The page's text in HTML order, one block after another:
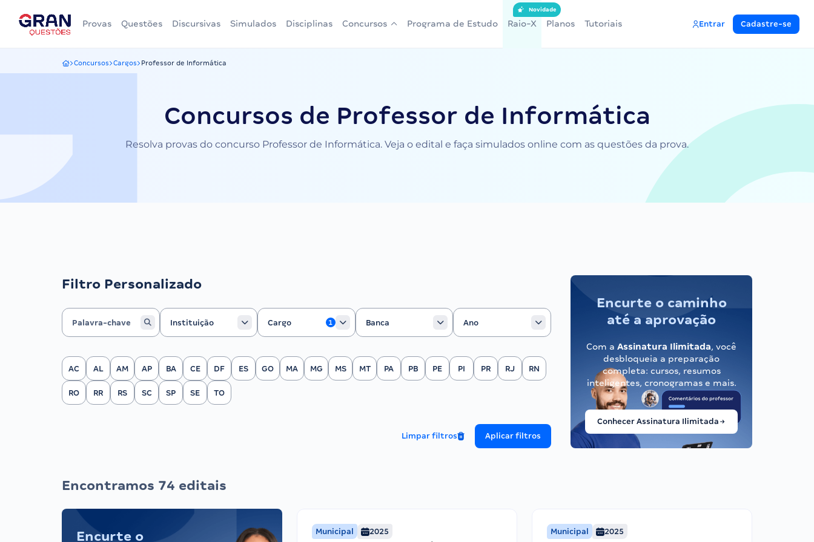
Provas Questões Discursivas Simulados Disciplinas Concursos Programa de Estudo Raio-X
Novidade
Planos Tutoriais Entrar Cadastre-se
Gran Questões
Concursos Cargos Professor de Informática
Concursos de Professor de Informática
Resolva provas do concurso Professor de Informática. Veja o edital e faça simulados online com as questões da prova.
Filtro Personalizado
Instituição
Instituição
Cargo
Cargo
1
Banca
Banca
Ano
Ano
Filtrar por Estado
AC AL AM AP BA CE DF ES GO MA MG MS MT PA PB PE PI PR RJ RN
RO RR RS SC SP SE TO
Limpar filtros Aplicar filtros
Encurte o caminho
até a aprovação
Com a Assinatura Ilimitada, você
desbloqueia a preparação
completa: cursos, resumos
inteligentes, cronogramas e mais.
Conhecer Assinatura Ilimitada
Encontramos 74 editais
Encurte o Municipal 2025 Municipal 2025